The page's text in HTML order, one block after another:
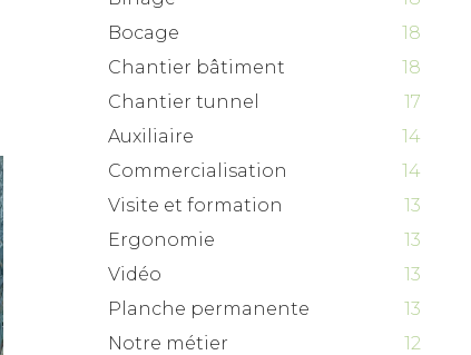
Bocage
18
Chantier bâtiment
18
Chantier tunnel
17
Auxiliaire
14
Commercialisation
14
Visite et formation
13
Ergonomie
13
Vidéo
13
Planche permanente
13
Notre métier
12